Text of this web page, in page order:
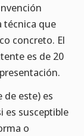
técnica que
concreto. El
es de 20
de este) es
es susceptible
o